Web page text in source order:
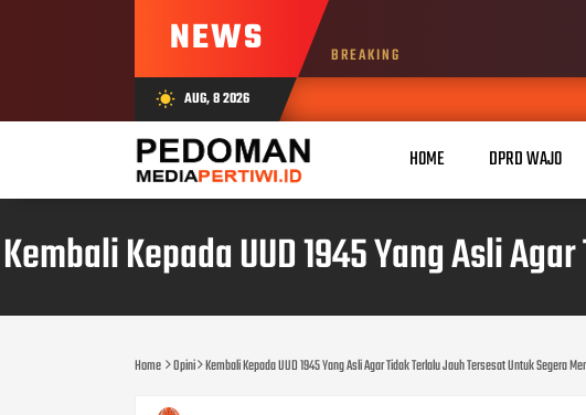
NEWS BREAKING
wb_sunny AUG, 8 2026
HOME DPRD WAJO
Kembali Kepada UUD 1945 Yang Asli
Home Opini Kembali Kepada UUD 1945 Yang Asli Agar Tidak Terlalu Jauh Tersesat Untuk Segera